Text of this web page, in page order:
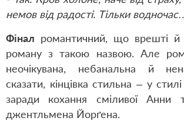
немов від радості. Тільки
Фінал романтичний, що врешті
роману з такою назвою. Але
неочікувана, небанальна й
сказати, кінцівка стильна – у
заради кохання сміливої Анни
джентльмена Йорґена.